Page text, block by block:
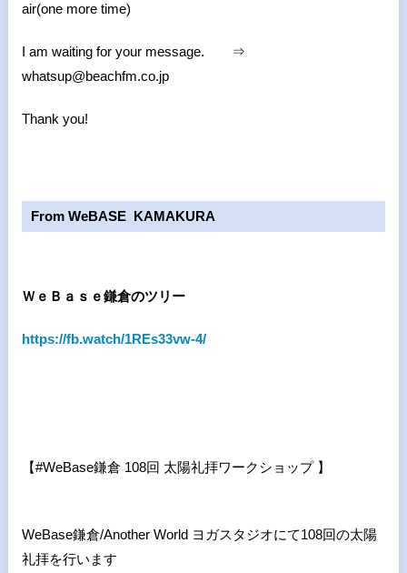
air(one more time)
I am waiting for your message. ⇒
whatsup@beachfm.co.jp
Thank you!
From WeBASE KAMAKURA
ＷｅＢａｓｅ鎌倉のツリー
https://fb.watch/1REs33vw-4/
【#WeBase鎌倉 108回 太陽礼拝ワークショップ 】
WeBase鎌倉/Another World ヨガスタジオにて108回の太陽
礼拝を行います